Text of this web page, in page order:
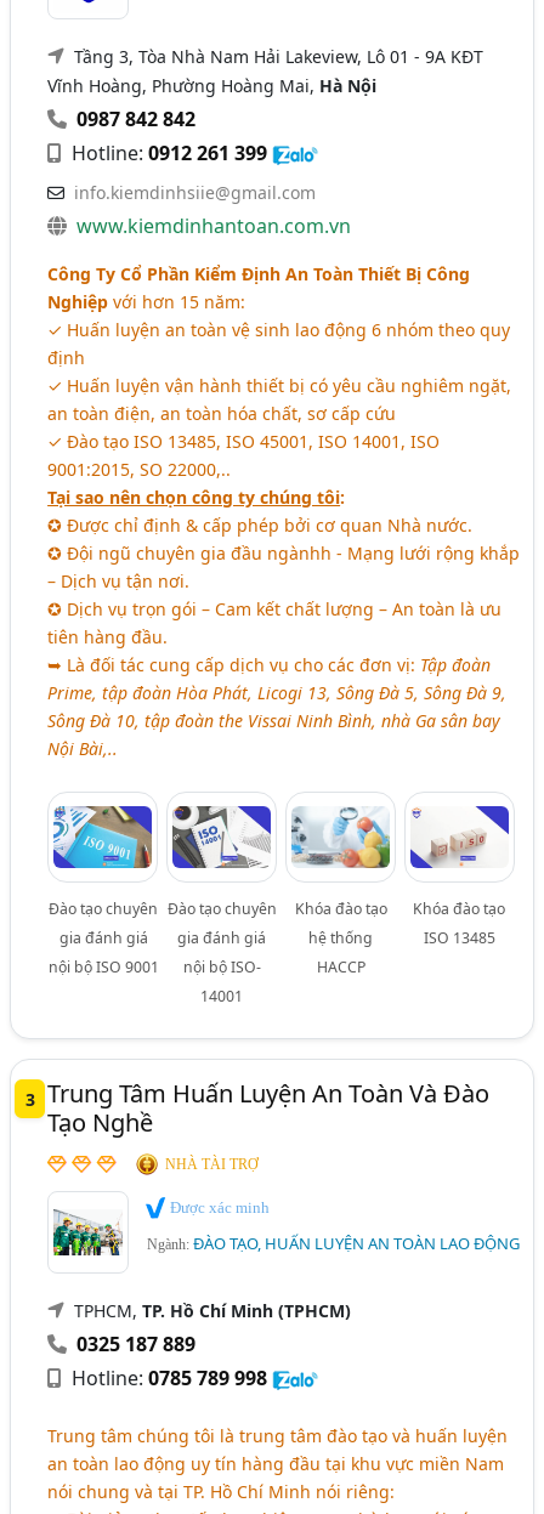
Tầng 3, Tòa Nhà Nam Hải Lakeview, Lô 01 - 9A KĐT
Vĩnh Hoàng, Phường Hoàng Mai, Hà Nội
0987 842 842
Hotline:0912 261 399
info.kiemdinhsiie@gmail.com
www.kiemdinhantoan.com.vn
Công Ty Cổ Phần Kiểm Định An Toàn Thiết Bị Công
Nghiệp với hơn 15 năm:
✓ Huấn luyện an toàn vệ sinh lao động 6 nhóm theo quy
định
✓ Huấn luyện vận hành thiết bị có yêu cầu nghiêm ngặt,
an toàn điện, an toàn hóa chất, sơ cấp cứu
✓ Đào tạo ISO 13485, ISO 45001, ISO 14001, ISO
9001:2015, SO 22000,..
Tại sao nên chọn công ty chúng tôi:
✪ Được chỉ định & cấp phép bởi cơ quan Nhà nước.
✪ Đội ngũ chuyên gia đầu ngànhh - Mạng lưới rộng khắp
– Dịch vụ tận nơi.
✪ Dịch vụ trọn gói – Cam kết chất lượng – An toàn là ưu
tiên hàng đầu.
➥ Là đối tác cung cấp dịch vụ cho các đơn vị: Tập đoàn
Prime, tập đoàn Hòa Phát, Licogi 13, Sông Đà 5, Sông Đà 9,
Sông Đà 10, tập đoàn the Vissai Ninh Bình, nhà Ga sân bay
Nội Bài,..
Đào tạo chuyên
gia đánh giá
nội bộ ISO 9001
Đào tạo chuyên
gia đánh giá
nội bộ ISO-
14001
Khóa đào tạo
hệ thống
HACCP
Khóa đào tạo
ISO 13485
3 Trung Tâm Huấn Luyện An Toàn Và Đào
Tạo Nghề
NHÀ TÀI TRỢ
Được xác minh
Ngành:ĐÀO TẠO, HUẤN LUYỆN AN TOÀN LAO ĐỘNG
TPHCM,TP. Hồ Chí Minh (TPHCM)
0325 187 889
Hotline:0785 789 998
Trung tâm chúng tôi là trung tâm đào tạo và huấn luyện
an toàn lao động uy tín hàng đầu tại khu vực miền Nam
nói chung và tại TP. Hồ Chí Minh nói riêng: